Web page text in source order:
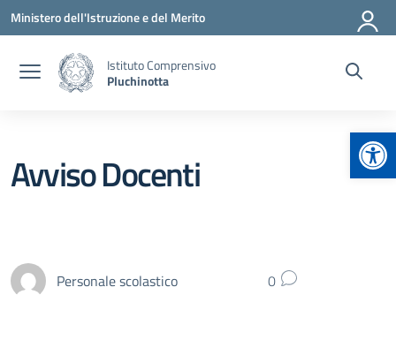
Vai ai contenuti
Vai al menu di navigazione
Vai al footer
Ministero dell'Istruzione e del Merito
Istituto Comprensivo
Pluchinotta
Avviso Docenti
Personale scolastico 0